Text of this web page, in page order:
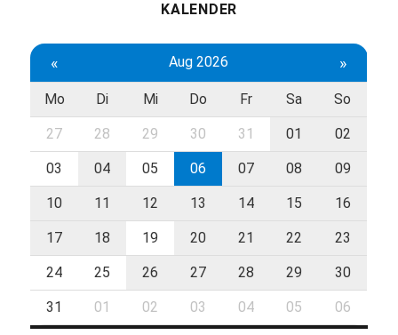
KALENDER
« Aug 2026 »
Mo Di Mi Do Fr Sa So
27 28 29 30 31 01 02
03 04 05 06 07 08 09
10 11 12 13 14 15 16
17 18 19 20 21 22 23
24 25 26 27 28 29 30
31 01 02 03 04 05 06